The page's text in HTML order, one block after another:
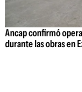
Ancap confirmó
durante las obras en